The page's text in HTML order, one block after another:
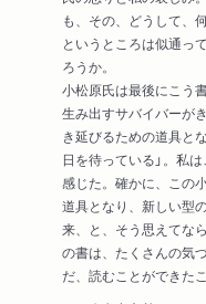
も、その、どうして、
というところは似通っ
ろうか。
小松原氏は最後にこう
生み出すサバイバーが
き延びるための道具と
日を待っている」。私
感じた。確かに、この
道具となり、新しい型
来、と、そう思えてな
の書は、たくさんの気
だ、読むことができた